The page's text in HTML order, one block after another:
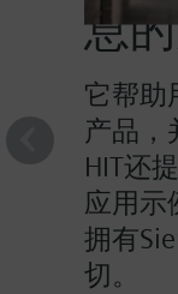
息
它帮助
产品，
HIT还
应用示
拥有
切。